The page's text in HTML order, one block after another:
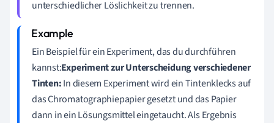
unterschiedlicher Löslichkeit zu trennen.
Ein Beispiel für ein Experiment, das du durchführen
kannst:Experiment zur Unterscheidung verschiedener
Tinten:In diesem Experiment wird ein Tintenklecks auf
das Chromatographiepapier gesetzt und das Papier
dann in ein Lösungsmittel eingetaucht. Als Ergebnis